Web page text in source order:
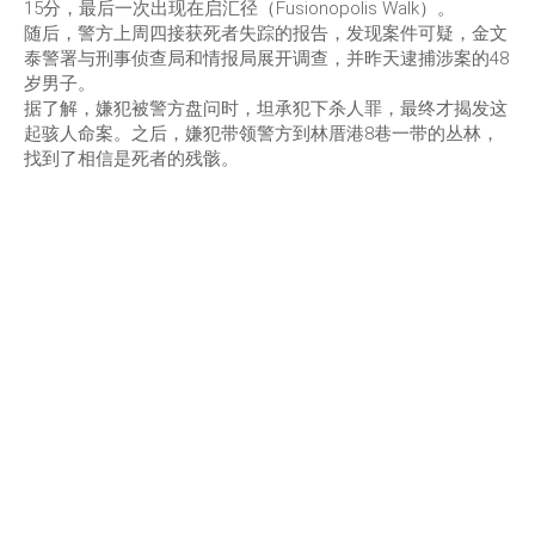
15分，最后一次出现在启汇径（Fusionopolis Walk）。
随后，警方上周四接获死者失踪的报告，发现案件可疑，金文
泰警署与刑事侦查局和情报局展开调查，并昨天逮捕涉案的48
岁男子。
据了解，嫌犯被警方盘问时，坦承犯下杀人罪，最终才揭发这
起骇人命案。之后，嫌犯带领警方到林厝港8巷一带的丛林，
找到了相信是死者的残骸。